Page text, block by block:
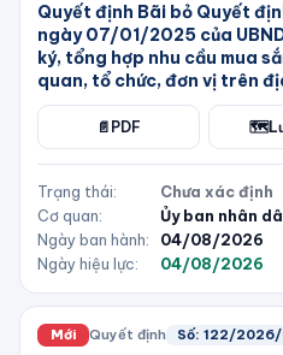
Quyết định Bãi bỏ Quyết
ngày 07/01/2025 của
ký, tổng hợp nhu cầu mua
quan, tổ chức, đơn vị trên
📄 PDF 🗺️
Trạng thái:
Chưa xác định
Cơ quan:
Ủy ban nhân
Ngày ban hành:
04/08/2026
Ngày hiệu lực:
04/08/2026
Mới Quyết định Số: 122/2026/